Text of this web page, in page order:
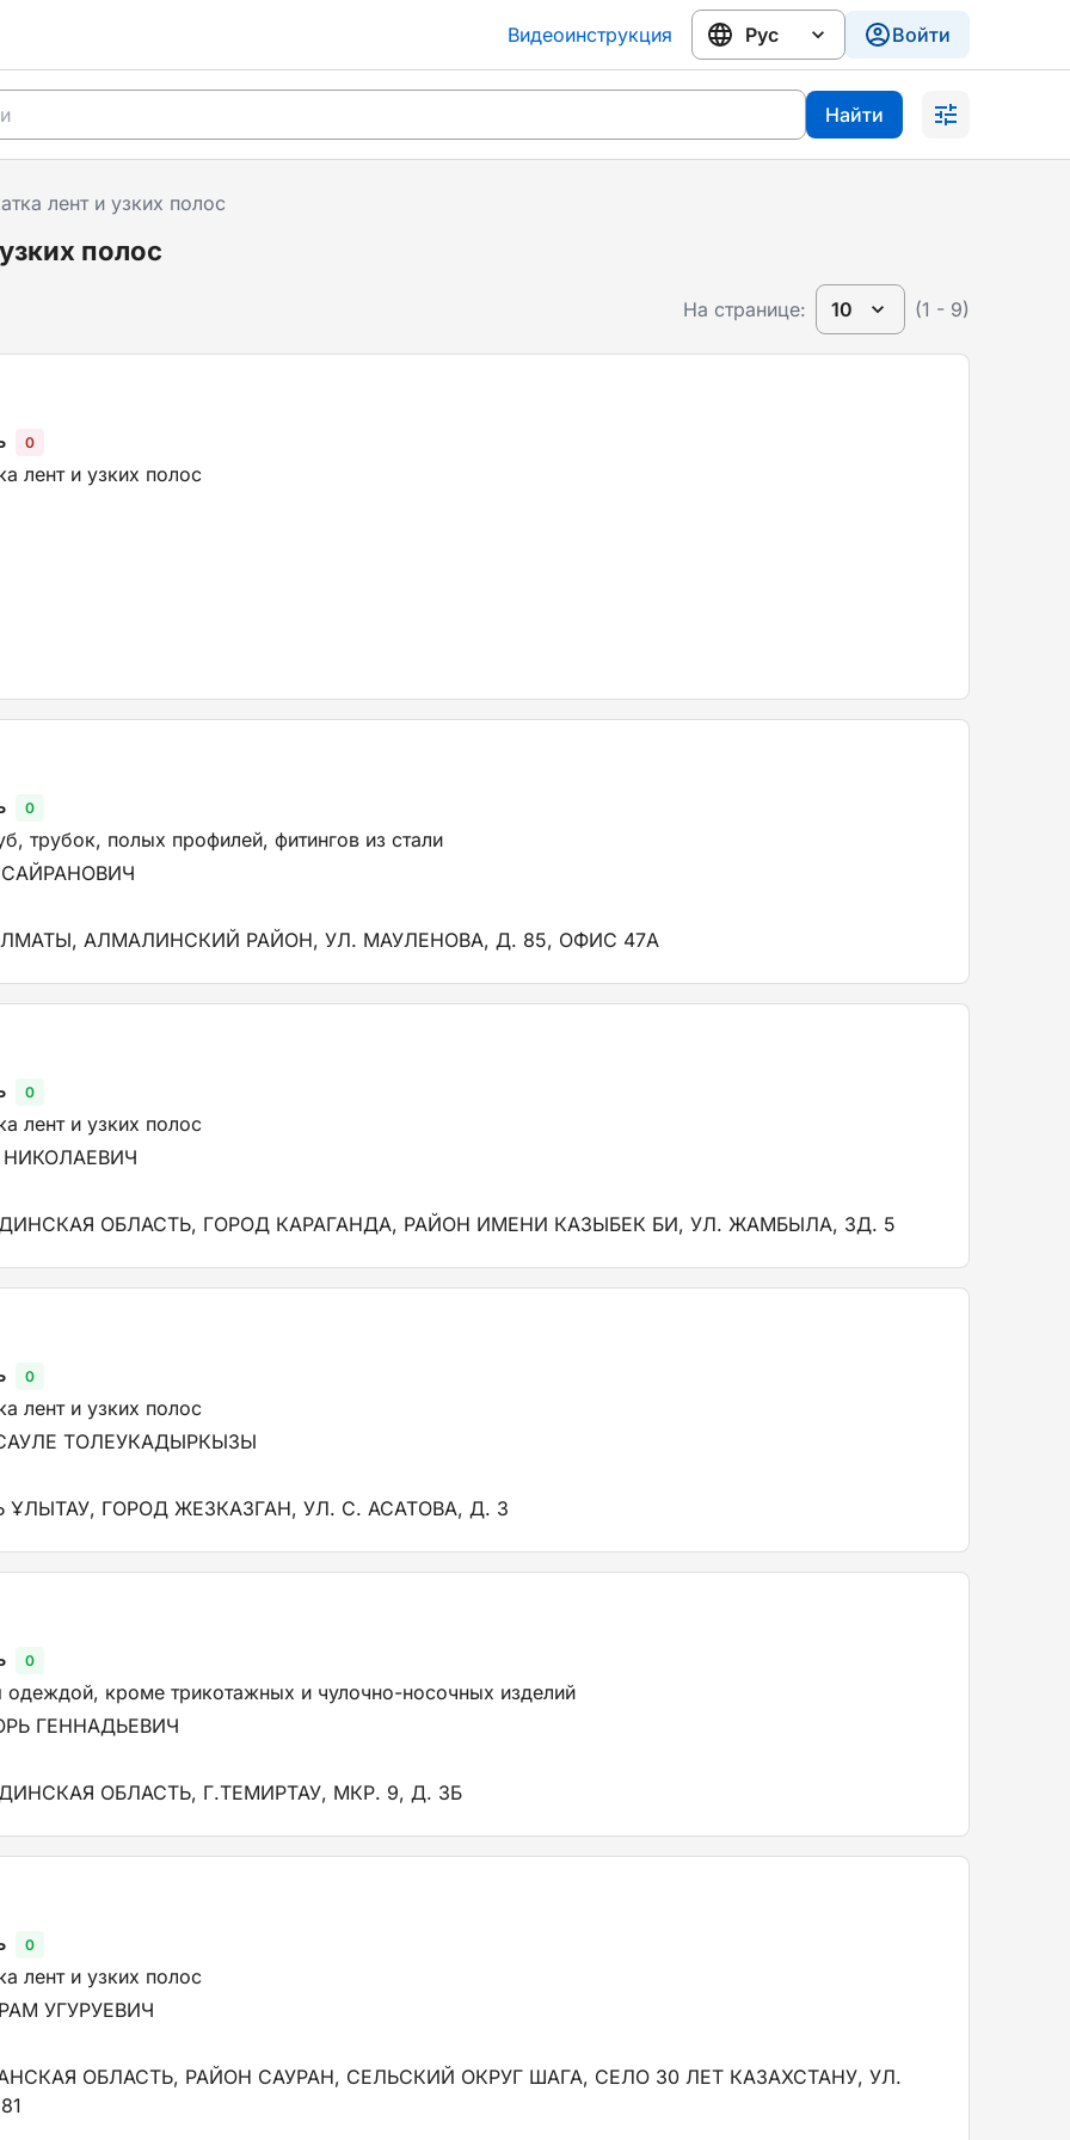
Видеоинструкция Войти
Найти
лент и узких полос
полос
На странице: 10 (1 - 9)
0
лент и узких полос
0
трубок, полых профилей, фитингов из стали
АЛМАЛИНСКИЙ РАЙОН, УЛ. МАУЛЕНОВА, Д. 85, ОФИС 47А
0
лент и узких полос
ОБЛАСТЬ, ГОРОД КАРАГАНДА, РАЙОН ИМЕНИ КАЗЫБЕК БИ, УЛ. ЖАМБЫЛА, ЗД. 5
0
лент и узких полос
ТОЛЕУКАДЫРКЫЗЫ
ҰЛЫТАУ, ГОРОД ЖЕЗКАЗГАН, УЛ. С. АСАТОВА, Д. 3
0
одеждой, кроме трикотажных и чулочно-носочных изделий
ГЕННАДЬЕВИЧ
ОБЛАСТЬ, Г.ТЕМИРТАУ, МКР. 9, Д. 3Б
0
лент и узких полос
УГУРУЕВИЧ
ОБЛАСТЬ, РАЙОН САУРАН, СЕЛЬСКИЙ ОКРУГ ШАГА, СЕЛО 30 ЛЕТ КАЗАХСТАНУ, УЛ.